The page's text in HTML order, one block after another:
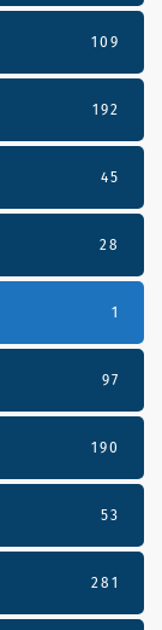
109
192
45
28
1
97
190
53
281